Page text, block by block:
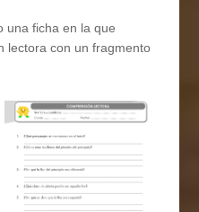
una ficha en la que
lectora con un fragmento